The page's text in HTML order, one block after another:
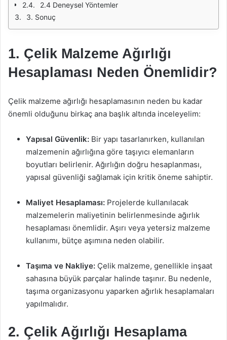
2.4 Deneysel Yöntemler
3. Sonuç
1. Çelik Malzeme Ağırlığı
Hesaplaması Neden Önemlidir?
Çelik malzeme ağırlığı hesaplamasının neden bu kadar
önemli olduğunu birkaç ana başlık altında inceleyelim:
Yapısal Güvenlik: Bir yapı tasarlanırken, kullanılan
malzemenin ağırlığına göre taşıyıcı elemanların
boyutları belirlenir. Ağırlığın doğru hesaplanması,
yapısal güvenliği sağlamak için kritik öneme sahiptir.
Maliyet Hesaplaması: Projelerde kullanılacak
malzemelerin maliyetinin belirlenmesinde ağırlık
hesaplaması önemlidir. Aşırı veya yetersiz malzeme
kullanımı, bütçe aşımına neden olabilir.
Taşıma ve Nakliye: Çelik malzeme, genellikle inşaat
sahasına büyük parçalar halinde taşınır. Bu nedenle,
taşıma organizasyonu yaparken ağırlık hesaplamaları
yapılmalıdır.
2. Çelik Ağırlığı Hesaplama